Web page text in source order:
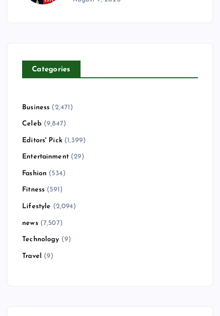
Categories
Business (2,471)
Celeb (9,847)
Editors' Pick(1,399)
Entertainment(29)
Fashion (534)
Fitness (591)
Lifestyle (2,094)
news(7,507)
Technology (9)
Travel (9)